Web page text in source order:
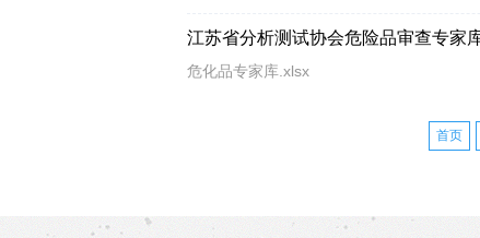
江苏省分析测试协会危险品审查专家
危化品专家库.xlsx
首页